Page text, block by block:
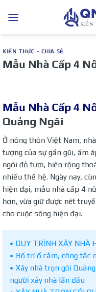
qua
KIẾN THỨC - CHIA SẺ
Mẫu Nhà Cấp 4
Mẫu Nhà Cấp 4
Quảng Ngãi
Ở nông thôn Việt Nam,
tượng của sự gần gũi, ấm
ngói đỏ tươi, hiên rộng
nhiều thế hệ. Ngày nay,
hiện đại, mẫu nhà cấp 4
hơn, vừa giữ được nét
cho cuộc sống hiện đại.
QUY TRÌNH XÂY NHÀ
Bố trí ổ cắm, công tắc
Xây nhà trọn gói
người xây nhà lần đầu